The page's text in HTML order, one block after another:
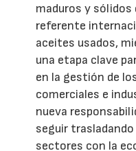
maduros y sólidos
referente
aceites usados,
una etapa clave
en la gestión de
comerciales e
nueva
seguir
sectores con la